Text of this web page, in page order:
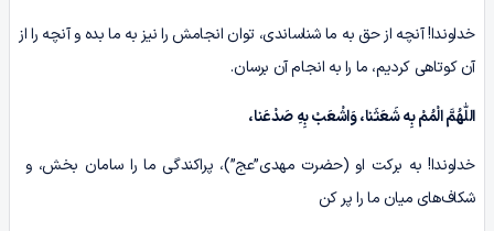
خداوندا! آنچه از حق به ما شناساندی، توان انجامش را نیز به ما بده و آنچه را از
آن کوتاهی کردیم، ما را به انجام آن برسان.
اللّٰهُمَّ الْمُمْ بِه شَعَثَنا، وَاشْعَبْ بِهِ صَدْعَنا،
خداوندا! به برکت او (حضرت مهدی”عج”)، پراکندگی ما را سامان بخش، و
شکاف‌های میان ما را پر کن